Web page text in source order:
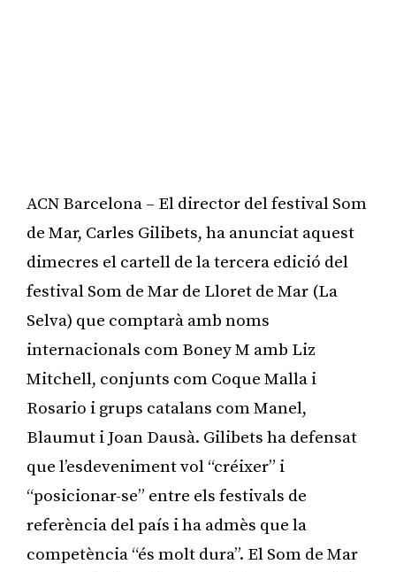
ACN Barcelona – El director del festival Som
de Mar, Carles Gilibets, ha anunciat aquest
dimecres el cartell de la tercera edició del
festival Som de Mar de Lloret de Mar (La
Selva) que comptarà amb noms
internacionals com Boney M amb Liz
Mitchell, conjunts com Coque Malla i
Rosario i grups catalans com Manel,
Blaumut i Joan Dausà. Gilibets ha defensat
que l’esdeveniment vol “créixer” i
“posicionar-se” entre els festivals de
referència del país i ha admès que la
competència “és molt dura”. El Som de Mar